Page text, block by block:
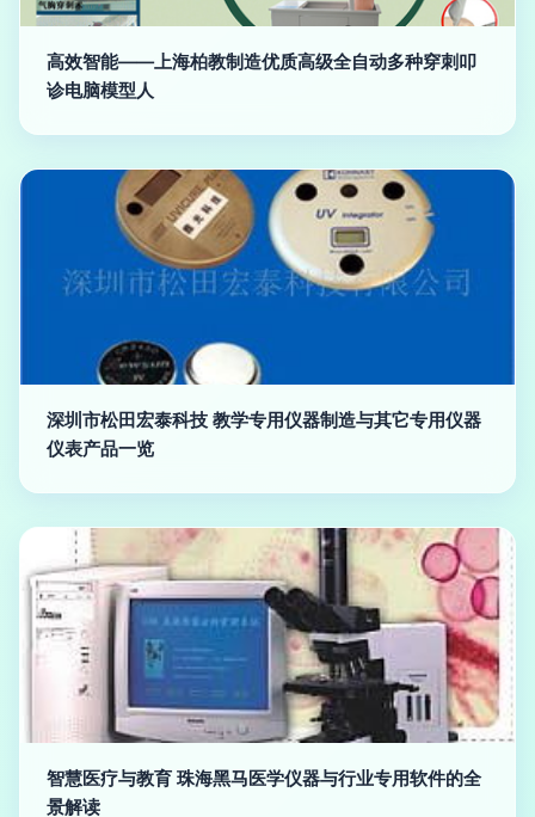
高效智能——上海柏教制造优质高级全自动多种穿刺叩
诊电脑模型人
深圳市松田宏泰科技 教学专用仪器制造与其它专用仪器
仪表产品一览
智慧医疗与教育 珠海黑马医学仪器与行业专用软件的全
景解读